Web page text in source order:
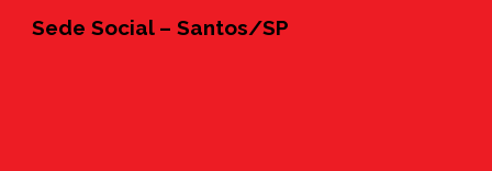
Sede Social – Santos/SP